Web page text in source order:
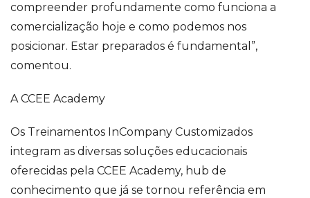
compreender profundamente como funciona a
comercialização hoje e como podemos nos
posicionar. Estar preparados é fundamental”,
comentou.
A CCEE Academy
Os Treinamentos InCompany Customizados
integram as diversas soluções educacionais
oferecidas pela CCEE Academy, hub de
conhecimento que já se tornou referência em